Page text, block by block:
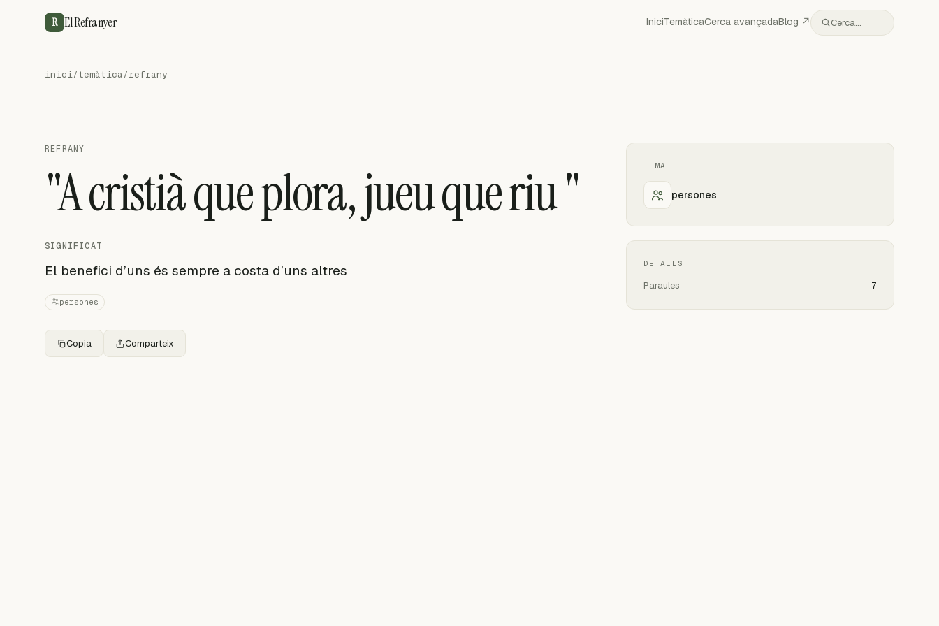
R El Refranyer IniciTemàticaCerca avançadaBlog ↗ Cerca…
inici/temàtica/refrany
REFRANY
"A cristià que plora, jueu que riu "
SIGNIFICAT
El benefici d’uns és sempre a costa d’uns altres
persones
Copia Comparteix
TEMA
persones
DETALLS
Paraules 7